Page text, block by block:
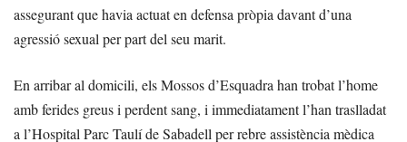
assegurant que havia actuat en defensa pròpia davant d’una
agressió sexual per part del seu marit.
En arribar al domicili, els Mossos d’Esquadra han trobat l’home
amb ferides greus i perdent sang, i immediatament l’han traslladat
a l’Hospital Parc Taulí de Sabadell per rebre assistència mèdica